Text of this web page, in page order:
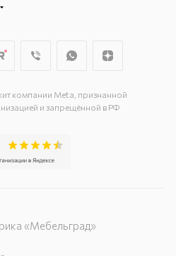
Станционная, д. 11
компании Meta, признанной
и запрещённой в РФ
«Мебельград»